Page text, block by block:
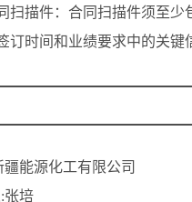
扫描件：合同扫描件须至少
订时间和业绩要求中的关键
能源化工有限公司
张培